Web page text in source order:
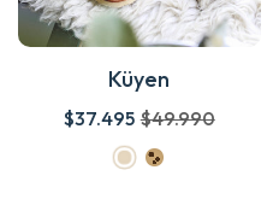
Küyen
$37.495 $49.990